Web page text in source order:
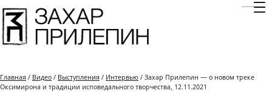
Главная / Видео / Выступления / Интервью / Захар Прилепин — о новом треке
Оксимирона и традиции исповедального творчества, 12.11.2021